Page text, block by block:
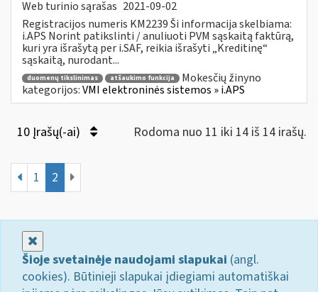
Web turinio sąrašas 2021-09-02
Registracijos numeris KM2239 Ši informacija skelbiama:
i.APS Norint patikslinti / anuliuoti PVM sąskaitą faktūrą,
kuri yra išrašytą per i.SAF, reikia išrašyti „Kreditinę“
sąskaitą, nurodant...
duomenų tikslinimas atšaukimo funkcija
Mokesčių žinyno
kategorijos:VMI elektroninės sistemos » i.APS
10 Įrašų(-ai) Rodoma nuo 11 iki 14 iš 14 irašų.
1 2
Šioje svetainėje naudojami slapukai (angl.
cookies). Būtinieji slapukai įdiegiami automatiškai